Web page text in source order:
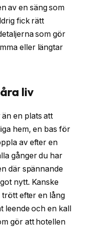
av en säng som
fick rätt
som gör
eller längtar
liv
en plats att
hem, en bas för
av efter en
gånger du har
där spännande
nytt. Kanske
efter en lång
leende och en kall
gör att hotellen